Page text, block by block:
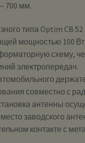
700 мм.
типа Optim CB 52
мощностью 100
схему,
электропередач.
совместно с
антенны
заводского
контакте с